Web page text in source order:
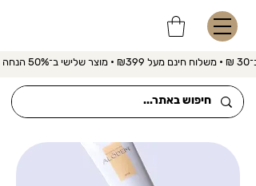
הנחה